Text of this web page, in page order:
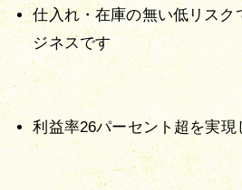
仕入れ・在庫の無い低リスク
ジネスです
利益率26パーセント超を実現